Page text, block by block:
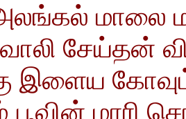
அலங்கல்
சேய்தன்
இளைய
பூவின்